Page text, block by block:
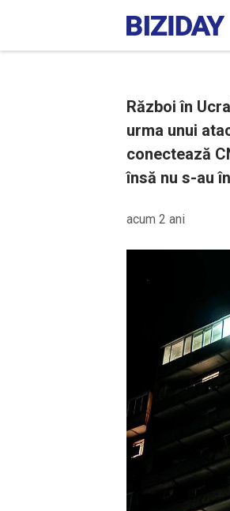
Război în
urma unui
conectează
însă nu s-au
acum 2 ani